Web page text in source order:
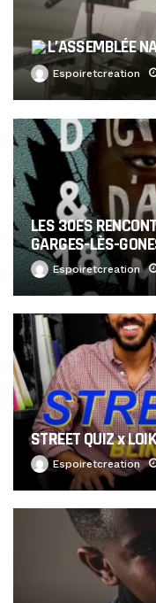
L’ASSEMBLÉE
Espoiretcreation
LES 30ES
GARGES-LÈS-
Espoiretcreation
STREET QUIZ x
Espoiretcreation